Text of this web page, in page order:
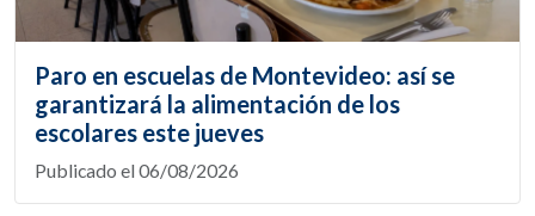
Paro en escuelas de Montevideo: así se
garantizará la alimentación de los
escolares este jueves
Publicado el 06/08/2026